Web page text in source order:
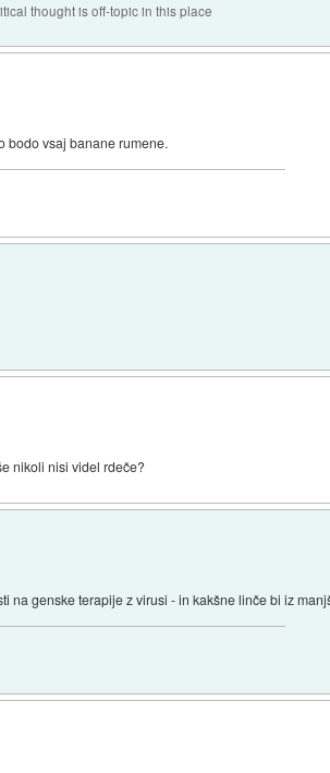
thought is off-topic in this place
bodo vsaj banane rumene.
nikoli nisi videl rdeče?
na genske terapije z virusi - in kakšne linče bi iz